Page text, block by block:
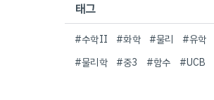
태그
#수학II #화학 #물리 #유학
#물리학 #중3 #함수 #UCB